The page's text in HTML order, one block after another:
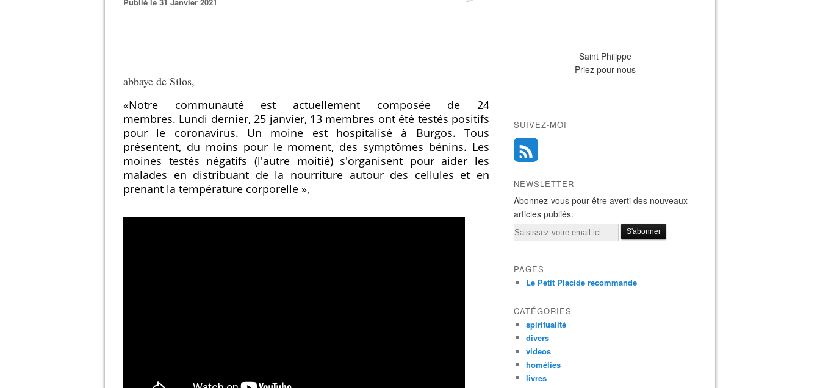
abbaye de Silos,
«Notre communauté est actuellement composée de 24
membres. Lundi dernier, 25 janvier, 13 membres ont été testés positifs
pour le coronavirus. Un moine est hospitalisé à Burgos. Tous
présentent, du moins pour le moment, des symptômes bénins. Les
moines testés négatifs (l'autre moitié) s'organisent pour aider les
malades en distribuant de la nourriture autour des cellules et en
prenant la température corporelle »,
Saint Philippe
Priez pour nous
SUIVEZ-MOI
NEWSLETTER
Abonnez-vous pour être averti des nouveaux
articles publiés.
Email
PAGES
Le Petit Placide recommande
CATÉGORIES
spiritualité
divers
videos
homélies
livres